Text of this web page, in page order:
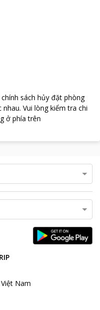
sách hủy đặt phòng
nhau. Vui lòng kiểm tra chi
ở phía trên
Nam